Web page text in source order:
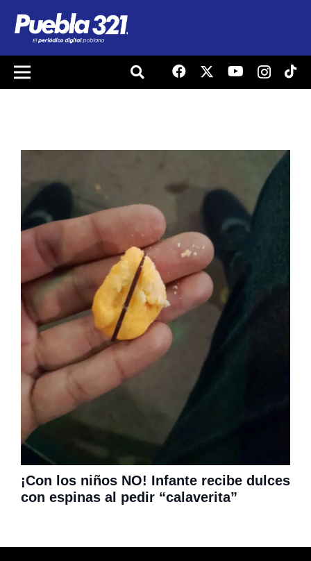
¡Con los niños NO! Infante recibe dulces
con espinas al pedir “calaverita”